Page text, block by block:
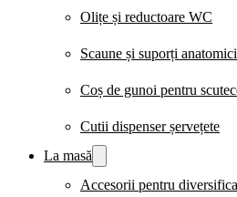
Olițe și reductoare WC
Scaune și suporți
Coș de gunoi pentru
Cutii dispenser șervețete
La masă
Accesorii pentru